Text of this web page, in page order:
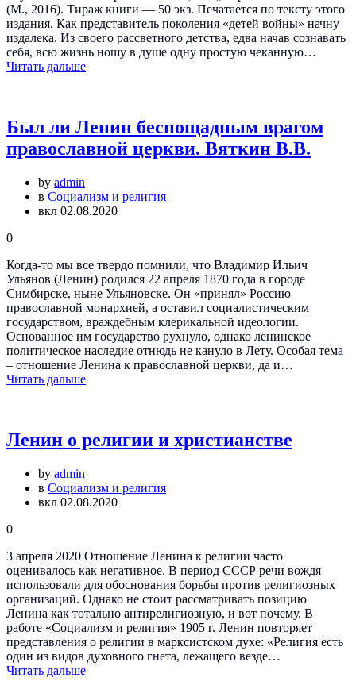
(М., 2016). Тираж книги — 50 экз. Печатается по тексту этого
издания. Как представитель поколения «детей войны» начну
издалека. Из своего рассветного детства, едва начав сознавать
себя, всю жизнь ношу в душе одну простую чеканную…
Читать дальше
Был ли Ленин беспощадным врагом
православной церкви. Вяткин В.В.
by admin
в Социализм и религия
вкл 02.08.2020
0
Когда-то мы все твердо помнили, что Владимир Ильич
Ульянов (Ленин) родился 22 апреля 1870 года в городе
Симбирске, ныне Ульяновске. Он «принял» Россию
православной монархией, а оставил социалистическим
государством, враждебным клерикальной идеологии.
Основанное им государство рухнуло, однако ленинское
политическое наследие отнюдь не кануло в Лету. Особая тема
– отношение Ленина к православной церкви, да и…
Читать дальше
Ленин о религии и христианстве
by admin
в Социализм и религия
вкл 02.08.2020
0
3 апреля 2020 Отношение Ленина к религии часто
оценивалось как негативное. В период СССР речи вождя
использовали для обоснования борьбы против религиозных
организаций. Однако не стоит рассматривать позицию
Ленина как тотально антирелигиозную, и вот почему. В
работе «Социализм и религия» 1905 г. Ленин повторяет
представления о религии в марксистском духе: «Религия есть
один из видов духовного гнета, лежащего везде…
Читать дальше